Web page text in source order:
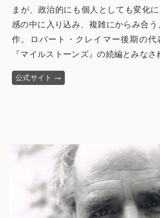
まが、政治的にも個人としても変化
感の中に入り込み、複雑にからみ合
作。ロバート・クレイマー後期の代
『マイルストーンズ』の続編とみなさ
公式サイト